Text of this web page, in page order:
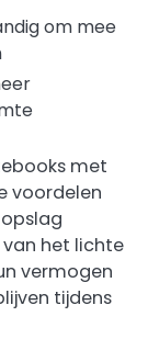
om mee
met
voordelen
het lichte
vermogen
tijdens